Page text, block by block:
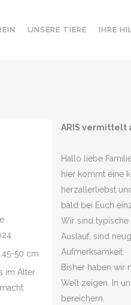
UNSERE TIERE IHRE
45-50 cm
im Alter
ARIS vermittelt
Hallo liebe
hier kommt eine
herzallerliebst
bald bei Euch
Wir sind typische
Auslauf, sind
Aufmerksamkeit.
Bisher haben wir
Welt zeigen. In
bereichern.